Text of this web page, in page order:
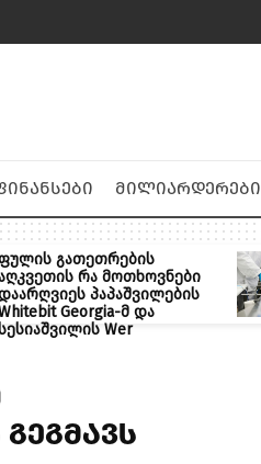
მილიარდერები
გათეთრების
რა მოთხოვნები
პაპაშვილების
Georgia-მ და
Wer